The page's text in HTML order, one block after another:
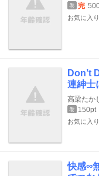
巻 完
お気に入
Don’t
連紳士
高梁たか
巻 150pt
お気に入
快感∞